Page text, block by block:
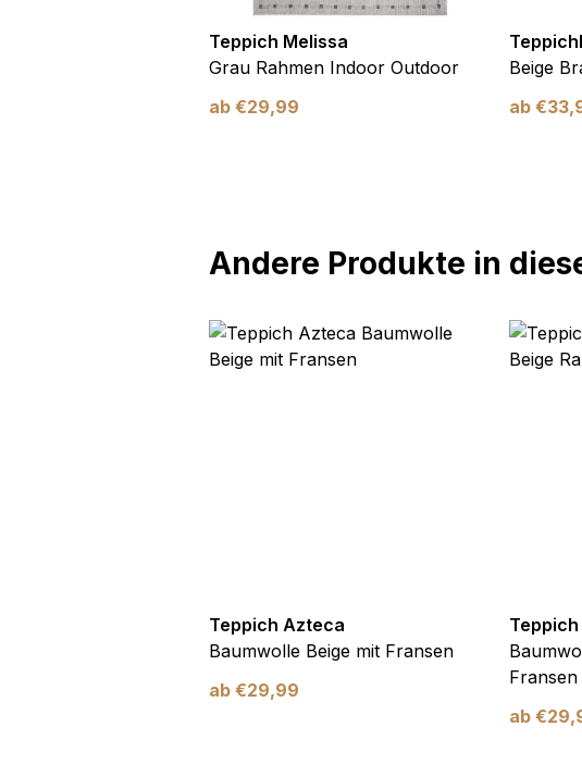
Teppich Melissa
Grau Rahmen Indoor Outdoor
ab €29,99
Beige
ab €
Andere Produkte in
Teppich Azteca
Baumwolle Beige mit Fransen
ab €29,99
Fransen
ab €